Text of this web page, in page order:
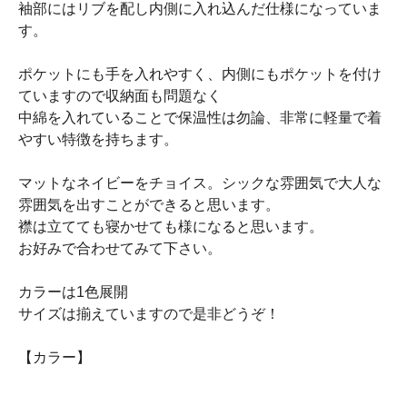
袖部にはリブを配し内側に入れ込んだ仕様になっていま
す。
ポケットにも手を入れやすく、内側にもポケットを付け
ていますので収納面も問題なく
中綿を入れていることで保温性は勿論、非常に軽量で着
やすい特徴を持ちます。
マットなネイビーをチョイス。シックな雰囲気で大人な
雰囲気を出すことができると思います。
襟は立てても寝かせても様になると思います。
お好みで合わせてみて下さい。
カラーは1色展開
サイズは揃えていますので是非どうぞ！
【カラー】